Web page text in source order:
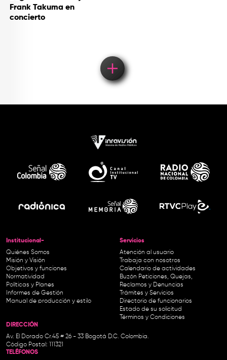
Frank Takuma en
concierto
Institucional-
Quiénes Somos
Misión y Visión
Objetivos y funciones
Normatividad
Políticas y Planes
Informes de Gestión
Manual de producción y estilo
Servicios
Atención al usuario
Trabaja con nosotros
Calendario de actividades
Buzón Peticiones, Quejas,
Reclamos y Denuncias
Trámites y Servicios
Directorio de funcionarios
Estado de su solicitud
Términos y Condiciones
DIRECCIÓN
Av. El Dorado Cr.45 # 26 - 33 Bogotá D.C. Colombia.
Código Postal: 111321
TELÉFONOS